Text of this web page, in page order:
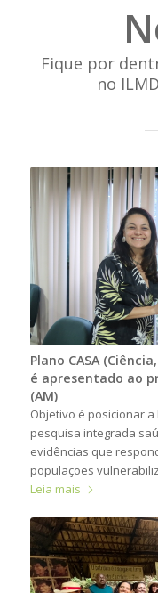
Fique por
no
Plano CASA
é apresentado ao
(AM)
Objetivo é posicionar
pesquisa integrada
evidências que
populações
Leia mais